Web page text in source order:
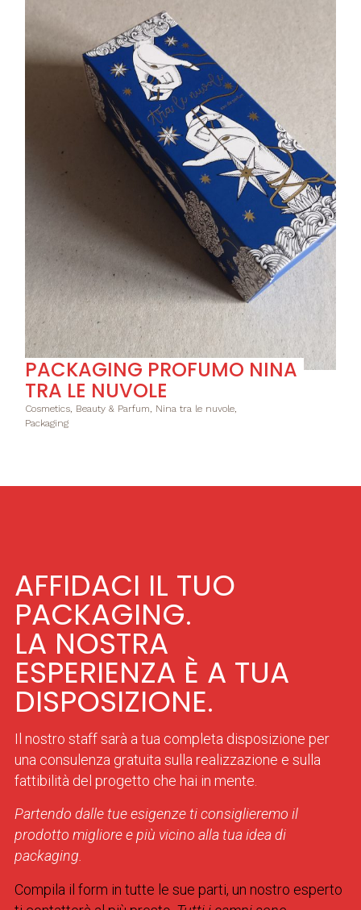
PACKAGING PROFUMO NINA
TRA LE NUVOLE
Cosmetics, Beauty & Parfum, Nina tra le nuvole,
Packaging
AFFIDACI IL TUO
PACKAGING.
LA NOSTRA
ESPERIENZA È A TUA
DISPOSIZIONE.
Il nostro staff sarà a tua completa disposizione per
una consulenza gratuita sulla realizzazione e sulla
fattibilità del progetto che hai in mente.
Partendo dalle tue esigenze ti consiglieremo il
prodotto migliore e più vicino alla tua idea di
packaging.
Compila il form in tutte le sue parti, un nostro esperto